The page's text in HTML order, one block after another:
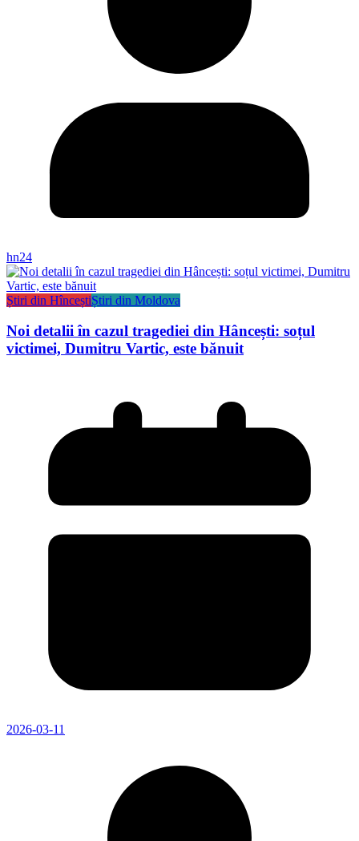
hn24
Știri din HînceștiȘtiri din Moldova
Noi detalii în cazul tragediei din Hâncești: soțul
victimei, Dumitru Vartic, este bănuit
2026-03-11